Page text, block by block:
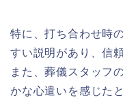
特に、打ち合わせ時
すい説明があり、信
また、葬儀スタッフ
かな心遣いを感じた